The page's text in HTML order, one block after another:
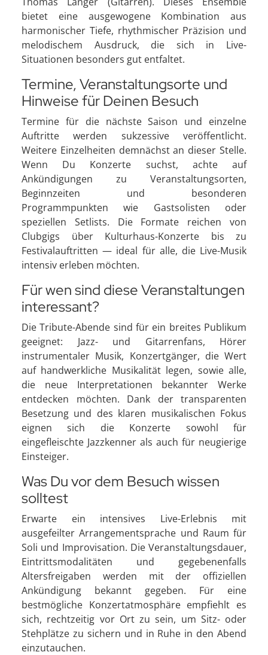
bietet eine ausgewogene Kombination aus
harmonischer Tiefe, rhythmischer Präzision und
melodischem Ausdruck, die sich in Live-
Situationen besonders gut entfaltet.
Termine, Veranstaltungsorte und
Hinweise für Deinen Besuch
Termine für die nächste Saison und einzelne
Auftritte werden sukzessive veröffentlicht.
Weitere Einzelheiten demnächst an dieser Stelle.
Wenn Du Konzerte suchst, achte auf
Ankündigungen zu Veranstaltungsorten,
Beginnzeiten und besonderen
Programmpunkten wie Gastsolisten oder
speziellen Setlists. Die Formate reichen von
Clubgigs über Kulturhaus-Konzerte bis zu
Festivalauftritten — ideal für alle, die Live-Musik
intensiv erleben möchten.
Für wen sind diese Veranstaltungen
interessant?
Die Tribute-Abende sind für ein breites Publikum
geeignet: Jazz- und Gitarrenfans, Hörer
instrumentaler Musik, Konzertgänger, die Wert
auf handwerkliche Musikalität legen, sowie alle,
die neue Interpretationen bekannter Werke
entdecken möchten. Dank der transparenten
Besetzung und des klaren musikalischen Fokus
eignen sich die Konzerte sowohl für
eingefleischte Jazzkenner als auch für neugierige
Einsteiger.
Was Du vor dem Besuch wissen
solltest
Erwarte ein intensives Live-Erlebnis mit
ausgefeilter Arrangementsprache und Raum für
Soli und Improvisation. Die Veranstaltungsdauer,
Eintrittsmodalitäten und gegebenenfalls
Altersfreigaben werden mit der offiziellen
Ankündigung bekannt gegeben. Für eine
bestmögliche Konzertatmosphäre empfiehlt es
sich, rechtzeitig vor Ort zu sein, um Sitz- oder
Stehplätze zu sichern und in Ruhe in den Abend
einzutauchen.